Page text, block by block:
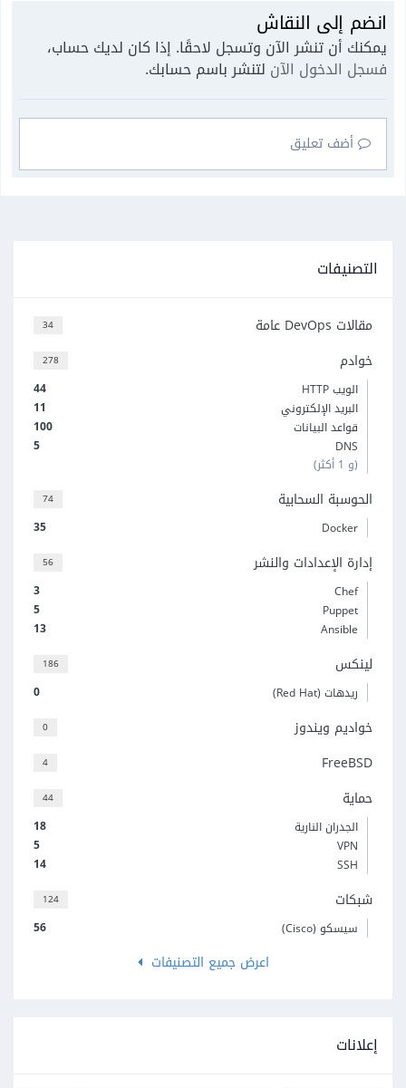
انضم إلى النقاش
يمكنك أن تنشر الآن وتسجل لاحقًا. إذا كان لديك حساب،
فسجل الدخول الآن لتنشر باسم حسابك.
أضف تعليق
التصنيفات
34 مقالات DevOps عامة
278 خوادم
44
الويب HTTP
11
البريد الإلكتروني
100
قواعد البيانات
5
DNS
(و 1 أكثر)
74 الحوسبة السحابية
35 Docker
56 إدارة الإعدادات والنشر
3
Chef
5
Puppet
13
Ansible
186 لينكس
0 ريدهات (Red Hat)
0 خواديم ويندوز
4 FreeBSD
44 حماية
18
الجدران النارية
5
VPN
14
SSH
124 شبكات
56 سيسكو (Cisco)
اعرض جميع التصنيفات
إعلانات